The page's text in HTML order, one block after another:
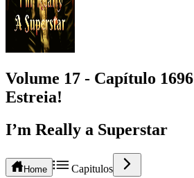
Volume 17 - Capítulo 1696
Estreia!
I’m Really a Superstar
Home Capitulos